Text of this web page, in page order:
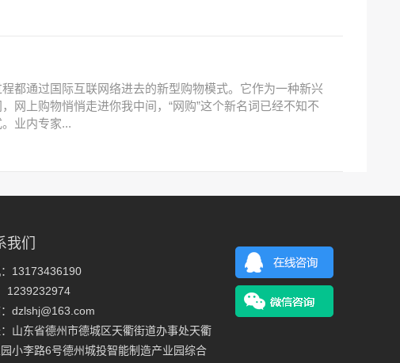
都通过国际互联网络进去的新型购物模式。它作为一种新兴
网上购物悄悄走进你我中间，“网购”这个新名词已经不知不
业内专家...
我们
13173436190
1239232974
dzlshj@163.com
山东省德州市德城区天衢街道办事处天衢
小李路6号德州城投智能制造产业园综合